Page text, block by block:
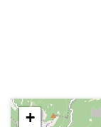
+